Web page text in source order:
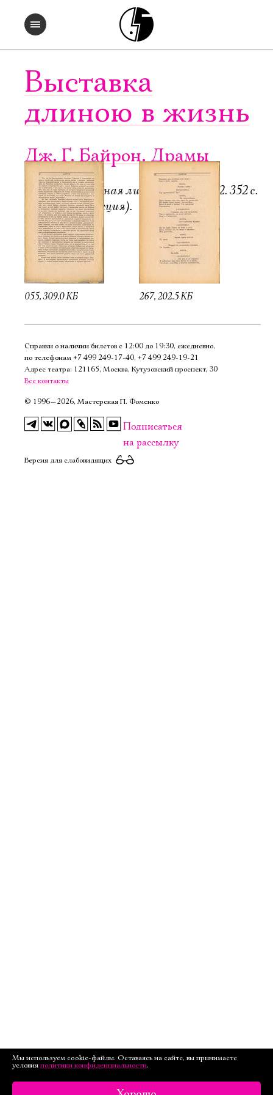
Выставка
длиною в жизнь
Дж. Г. Байрон. Драмы
Пб.-М.: Всемирная литература, 1922. 352 с.
6000 экз. (редакция).
055, 309.0 КБ 267, 202.5 КБ
Справки о наличии билетов с 12:00 до 19:30, ежедневно,
по телефонам +7 499 249‑17‑40, +7 499 249‑19‑21
Адрес театра: 121165, Москва, Кутузовский проспект, 30
Все контакты
© 1996—2026, Мастерская П. Фоменко
Подписаться
на рассылку
Версия для слабовидящих
Мы используем cookie-файлы. Оставаясь на сайте, вы принимаете
условия политики конфиденциальности.